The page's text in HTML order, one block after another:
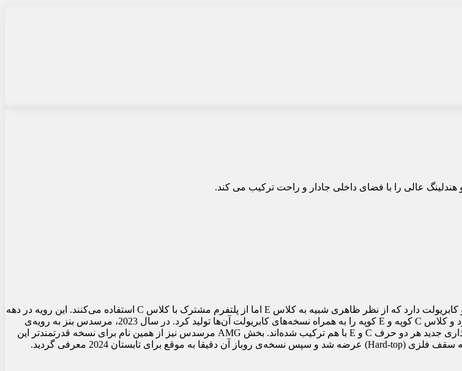
، کمپانی مرسدس بنز سابقه‌ای طولانی در ساخت خودروهای کوپه و کابریولت دارد که از نظر ظاهری شبیه به کلاس E اما از پلتفرم مشترک با کلاس C استفاده می‌کنند. این رویه در دهه
90 و 2000 با خط تولید CLK دیده می‌شد. بعدها این خودروساز آلمانی خطوط تولید را جدا کرد و کلاس C کوپه و E کوپه را به همراه نسخه‌های کابریولت آن‌ها تولید کرد. در سال 2023، مرسدس بنز به رویه‌ی
قبلی خود بازگشت، اما اینبار محصول جدید را CLE نامید. نکته‌ی مثبت این است که در نام‌گذاری جدید هر دو حرف C و E با هم ترکیب شده‌اند. بخش AMG مرسدس نیز از همین نام برای نسخه قدرتمندتر این